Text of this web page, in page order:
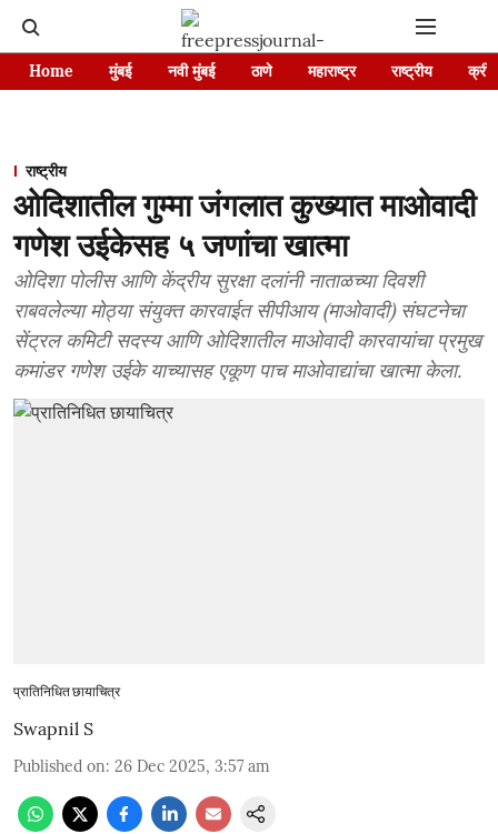
Home मुंबई नवी मुंबई ठाणे महाराष्ट्र राष्ट्रीय
राष्ट्रीय
ओदिशातील गुम्मा जंगलात कुख्यात माओवादी
गणेश उईकेसह ५ जणांचा खात्मा
ओदिशा पोलीस आणि केंद्रीय सुरक्षा दलांनी नाताळच्या दिवशी
राबवलेल्या मोठ्या संयुक्त कारवाईत सीपीआय (माओवादी) संघटनेचा
सेंट्रल कमिटी सदस्य आणि ओदिशातील माओवादी कारवायांचा प्रमुख
कमांडर गणेश उईके याच्यासह एकूण पाच माओवाद्यांचा खात्मा केला.
प्रातिनिधित छायाचित्र
Swapnil S
Published on: 26 Dec 2025, 3:57 am